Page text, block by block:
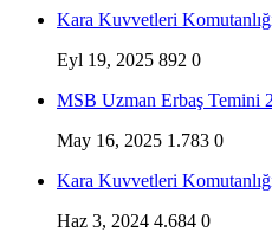
Kara Kuvvetleri
Eyl 19, 2025 892 0
MSB Uzman Erbaş Temini
May 16, 2025 1.783 0
Kara Kuvvetleri
Haz 3, 2024 4.684 0